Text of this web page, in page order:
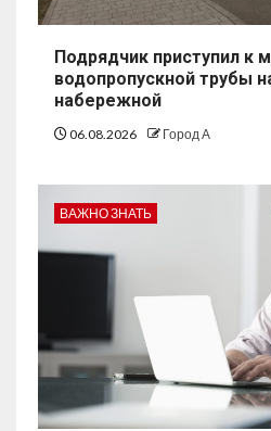
Подрядчик приступил к
водопропускной трубы
набережной
06.08.2026 Город А
ВАЖНО ЗНАТЬ